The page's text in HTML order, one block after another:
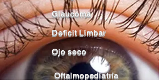
Glaucoma
Deficit Limbar
Ojo seco
Oftalmopediatría